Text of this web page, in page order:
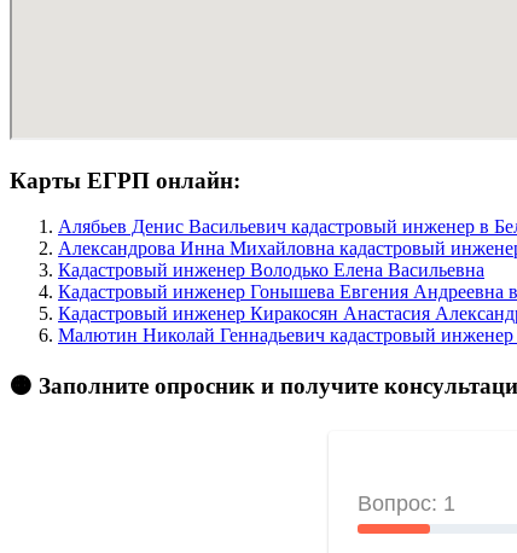
Карты ЕГРП онлайн:
Алябьев Денис Васильевич кадастровый инженер в
Александрова Инна Михайловна кадастровый
Кадастровый инженер Володько Елена Васильевна
Кадастровый инженер Гонышева Евгения Андреевна
Кадастровый инженер Киракосян Анастасия
Малютин Николай Геннадьевич кадастровый инженер
🟠 Заполните опросник и получите